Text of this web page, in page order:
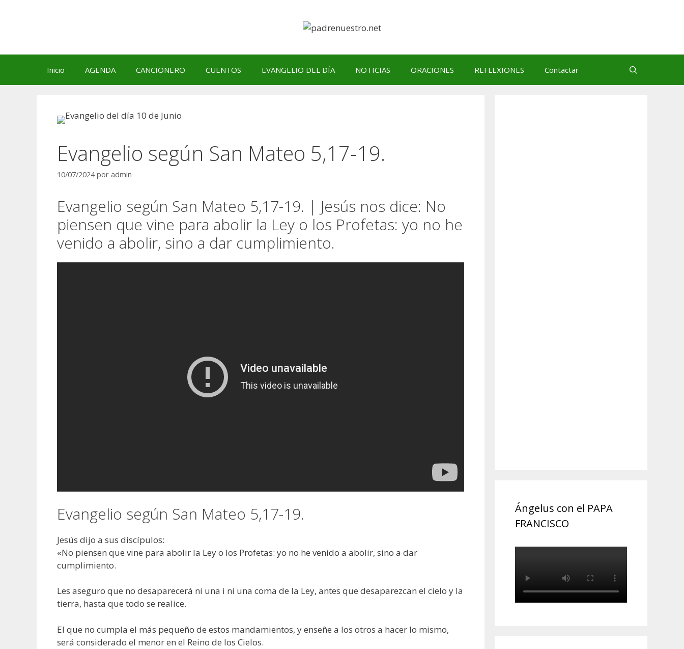
Inicio AGENDA CANCIONERO CUENTOS EVANGELIO DEL DÍA NOTICIAS ORACIONES REFLEXIONES Contactar
Evangelio según San Mateo 5,17-19.
10/07/2024 por admin
Evangelio según San Mateo 5,17-19. | Jesús nos dice: No
piensen que vine para abolir la Ley o los Profetas: yo no he
venido a abolir, sino a dar cumplimiento.
Evangelio según San Mateo 5,17-19.
Jesús dijo a sus discípulos:
«No piensen que vine para abolir la Ley o los Profetas: yo no he venido a abolir, sino a dar
cumplimiento.
Les aseguro que no desaparecerá ni una i ni una coma de la Ley, antes que desaparezcan el cielo y la
tierra, hasta que todo se realice.
El que no cumpla el más pequeño de estos mandamientos, y enseñe a los otros a hacer lo mismo,
será considerado el menor en el Reino de los Cielos.
Ángelus con el PAPA
FRANCISCO